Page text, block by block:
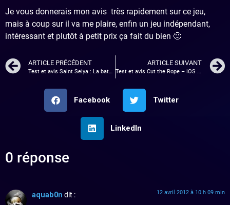
Je vous donnerais mon avis très rapidement sur ce jeu,
mais à coup sur il va me plaire, enfin un jeu indépendant,
intéressant et plutôt à petit prix ça fait du bien 🙂
ARTICLE PRÉCÉDENT ARTICLE SUIVANT
Facebook Twitter
LinkedIn
0 réponse
aquab0n dit : 12 avril 2012 à 10 h 09 min